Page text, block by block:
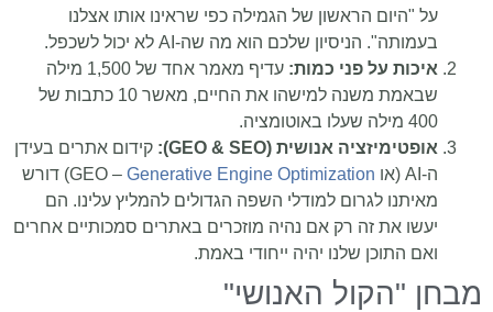
על "היום הראשון של הגמילה כפי שראינו אותו אצלנו
בעמותה". הניסיון שלכם הוא מה שה-AI לא יכול לשכפל.
איכות על פני כמות:
עדיף מאמר אחד של 1,500 מילה
שבאמת משנה למישהו את החיים, מאשר 10 כתבות של
400 מילה שעלו באוטומציה.
אופטימיזציה אנושית (GEO & SEO):
קידום אתרים בעידן
ה-AI (או GEO –
Generative Engine Optimization
) דורש
מאיתנו לגרום למודלי השפה הגדולים להמליץ עלינו. הם
יעשו את זה רק אם נהיה מוזכרים באתרים סמכותיים אחרים
ואם התוכן שלנו יהיה ייחודי באמת.
מבחן "הקול האנושי"